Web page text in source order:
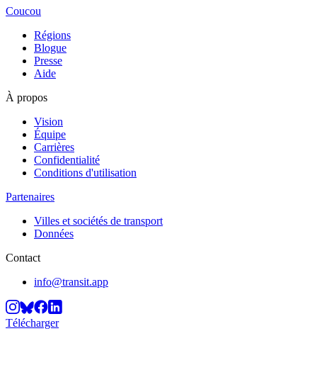
Coucou
Régions
Blogue
Presse
Aide
À propos
Vision
Équipe
Carrières
Confidentialité
Conditions d'utilisation
Partenaires
Villes et sociétés de transport
Données
Contact
info@transit.app
Télécharger